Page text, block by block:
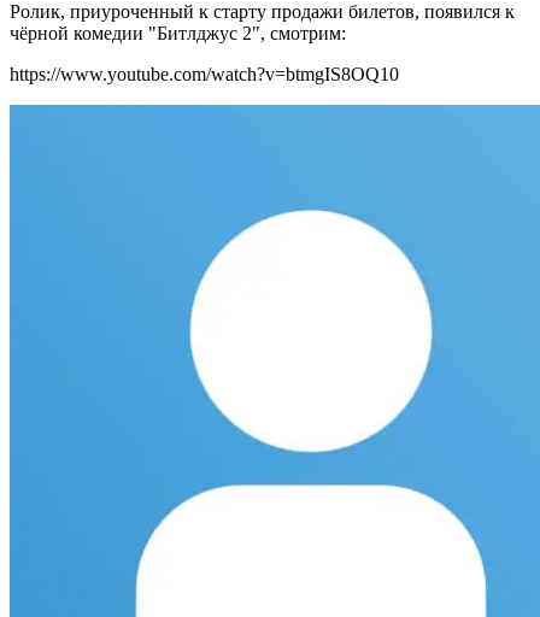
Ролик, приуроченный к старту продажи билетов, появился к
чёрной комедии "Битлджус 2", смотрим:
https://www.youtube.com/watch?v=btmgIS8OQ10